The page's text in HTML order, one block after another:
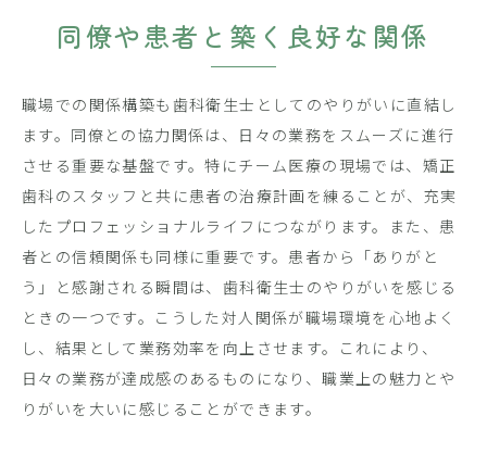
同僚や患者と築く良好な関係
職場での関係構築も歯科衛生士としてのやりがいに直結し
ます。同僚との協力関係は、日々の業務をスムーズに進行
させる重要な基盤です。特にチーム医療の現場では、矯正
歯科のスタッフと共に患者の治療計画を練ることが、充実
したプロフェッショナルライフにつながります。また、患
者との信頼関係も同様に重要です。患者から「ありがと
う」と感謝される瞬間は、歯科衛生士のやりがいを感じる
ときの一つです。こうした対人関係が職場環境を心地よく
し、結果として業務効率を向上させます。これにより、
日々の業務が達成感のあるものになり、職業上の魅力とや
りがいを大いに感じることができます。